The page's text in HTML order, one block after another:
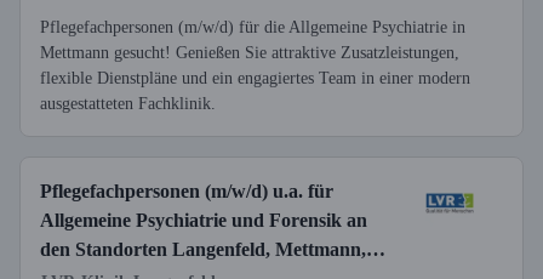
Pflegefachpersonen (m/w/d) für die Allgemeine Psychiatrie in
Mettmann gesucht! Genießen Sie attraktive Zusatzleistungen,
flexible Dienstpläne und ein engagiertes Team in einer modern
ausgestatteten Fachklinik.
Pflegefachpersonen (m/w/d) u.a. für
Allgemeine Psychiatrie und Forensik an
den Standorten Langenfeld, Mettmann,